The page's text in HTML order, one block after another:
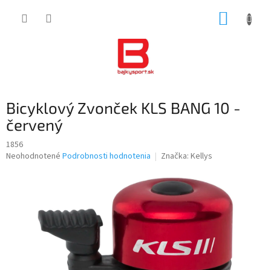
Bicyklový Zvonček KLS BANG 10 -
červený
1856
Priemerné
hviezdičiek.
Neohodnotené Podrobnosti hodnotenia Značka: Kellys